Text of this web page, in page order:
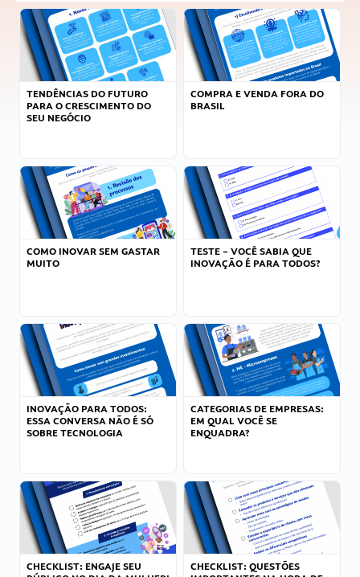
TENDÊNCIAS DO FUTURO
PARA O CRESCIMENTO DO
SEU NEGÓCIO
COMPRA E VENDA FORA DO
BRASIL
COMO INOVAR SEM GASTAR
MUITO
TESTE – VOCÊ SABIA QUE
INOVAÇÃO É PARA TODOS?
INOVAÇÃO PARA TODOS:
ESSA CONVERSA NÃO É SÓ
SOBRE TECNOLOGIA
CATEGORIAS DE EMPRESAS:
EM QUAL VOCÊ SE
ENQUADRA?
CHECKLIST: ENGAJE SEU
CHECKLIST: QUESTÕES